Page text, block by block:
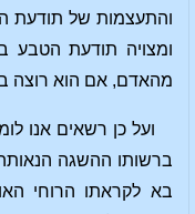
והתעצמות של תודעת
ומצויה תודעת הטבע
מהאדם, אם הוא רוצה
ועל כן רשאים אנו
ברשותו ההשגה
בא לקראתו הרוחי